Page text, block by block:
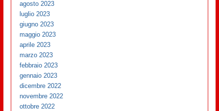
agosto 2023
luglio 2023
giugno 2023
maggio 2023
aprile 2023
marzo 2023
febbraio 2023
gennaio 2023
dicembre 2022
novembre 2022
ottobre 2022